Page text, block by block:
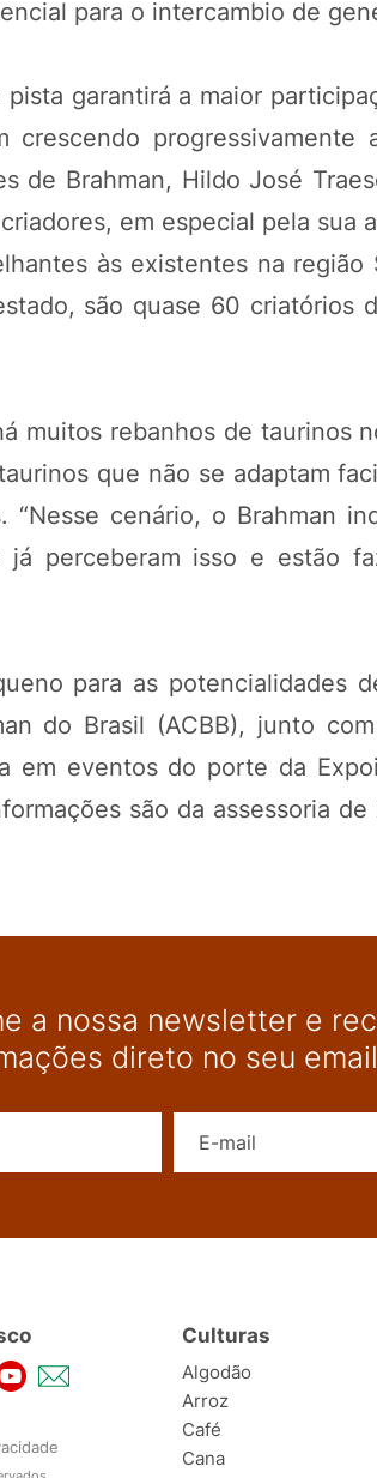
para o intercambio de
garantirá a maior
progressivamente
de Brahman, Hildo José
em especial pela sua
às existentes na região
são quase 60 criatórios
muitos rebanhos de taurinos
que não se adaptam
“Nesse cenário, o Brahman
já perceberam isso e estão
para as potencialidades
do Brasil (ACBB), junto
em eventos do porte da
são da assessoria
a nossa newsletter e
direto no seu email
Culturas
Algodão
Arroz
Café
Cana